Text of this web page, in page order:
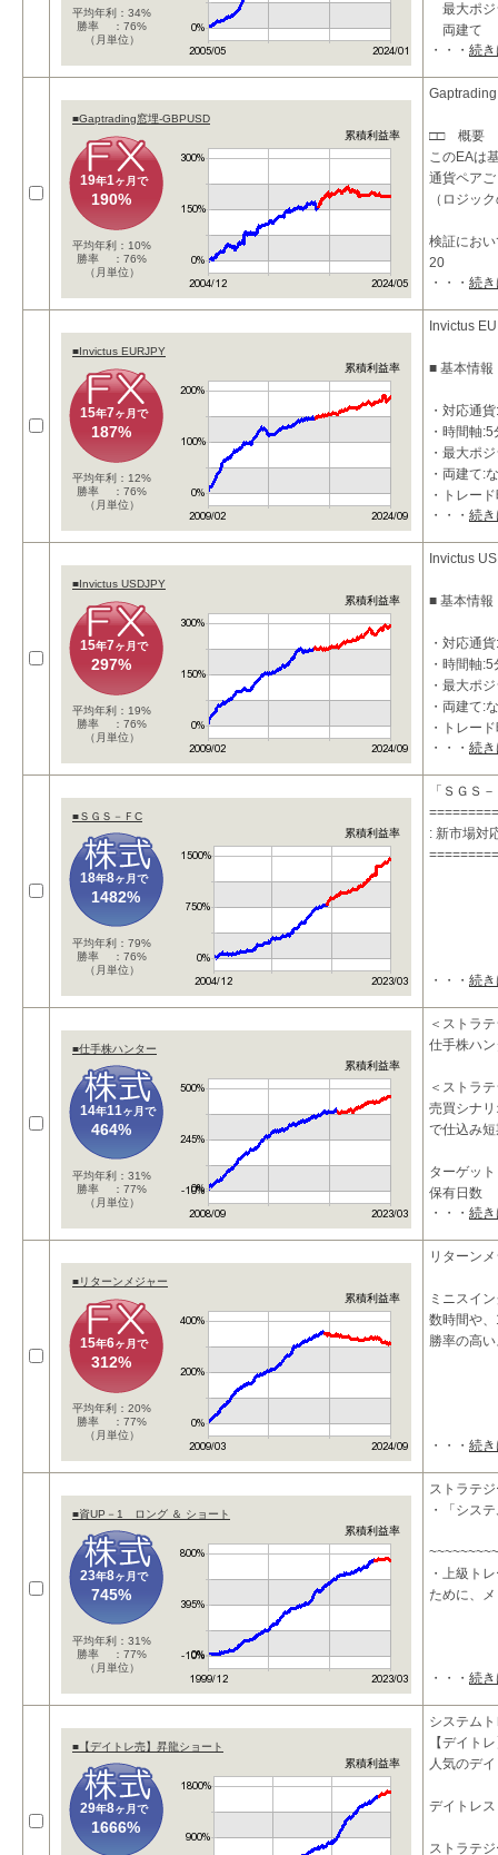
平均年利：34%
勝率 ：76%
（月単位）
最大ポ
両建
損切り
・・・ 続
■Gaptrading窓埋-GBPUSD
累積利益率
19年1ヶ月で
190%
平均年利：10%
勝率 ：76%
（月単位）
□□ 概要
このEAは
通貨ペア
（ロジッ
検証にお
20
・・・ 続
■Invictus EURJPY
累積利益率
15年7ヶ月で
187%
平均年利：12%
勝率 ：76%
（月単位）
Invictus
■ 基本情報
・対応通
・時間軸:5
・最大ポ
・両建て:
・トレー
・利確：
■ 特徴
・押し目
・・・ 続
■Invictus USDJPY
累積利益率
15年7ヶ月で
297%
平均年利：19%
勝率 ：76%
（月単位）
Invictus
■ 基本情報
・対応通
・時間軸:5
・最大ポ
・両建て:
・トレー
・利確：
■ 特徴
・押し目
・上位時
・・・ 続
■ＳＧＳ－ＦC
累積利益率
18年8ヶ月で
1482%
平均年利：79%
勝率 ：76%
（月単位）
「ＳＧＳ
: 新市場対
・・・ 続
■仕手株ハンター
累積利益率
14年11ヶ月で
464%
平均年利：31%
勝率 ：77%
（月単位）
＜ストラ
仕手株ハ
＜ストラ
売買シナ
で仕込み
ターゲッ
保有日
市
・・・ 続
■リターンメジャー
累積利益率
15年6ヶ月で
312%
平均年利：20%
勝率 ：77%
（月単位）
リターン
ミニスイ
数時間や
勝率の高
・・・ 続
■資UP－1 ロング ＆ ショート
累積利益率
23年8ヶ月で
745%
平均年利：31%
勝率 ：77%
（月単位）
ストラテ
・「シス
・上級ト
ために、メ
・・・ 続
■【デイトレ売】昇龍ショート
累積利益率
29年8ヶ月で
1666%
システム
【デイト
人気のデ
デイトレ
ストラテ